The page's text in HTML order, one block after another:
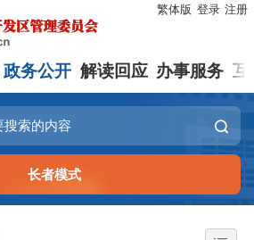
繁体版 登录 注册
政务公开 解读回应 办事服务 互
长者模式